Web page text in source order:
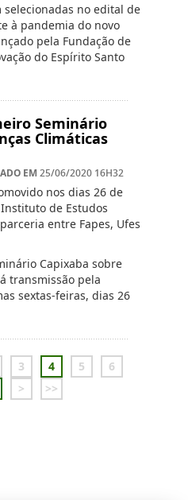
no edital de
à pandemia do novo
pela Fundação de
do Espírito Santo
Seminário
Climáticas
EM 25/06/2020 16H32
nos dias 26 de
de Estudos
entre Fapes, Ufes
Capixaba sobre
transmissão pela
sextas-feiras, dias 26
3 4 5
6
> >>